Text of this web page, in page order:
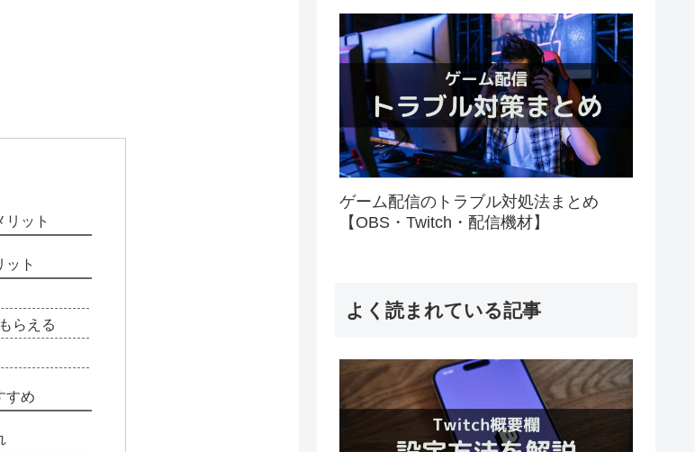
ット
ット
らえる
すめ
ゲーム配信のトラブル対処法まとめ
【OBS・Twitch・配信機材】
よく読まれている記事